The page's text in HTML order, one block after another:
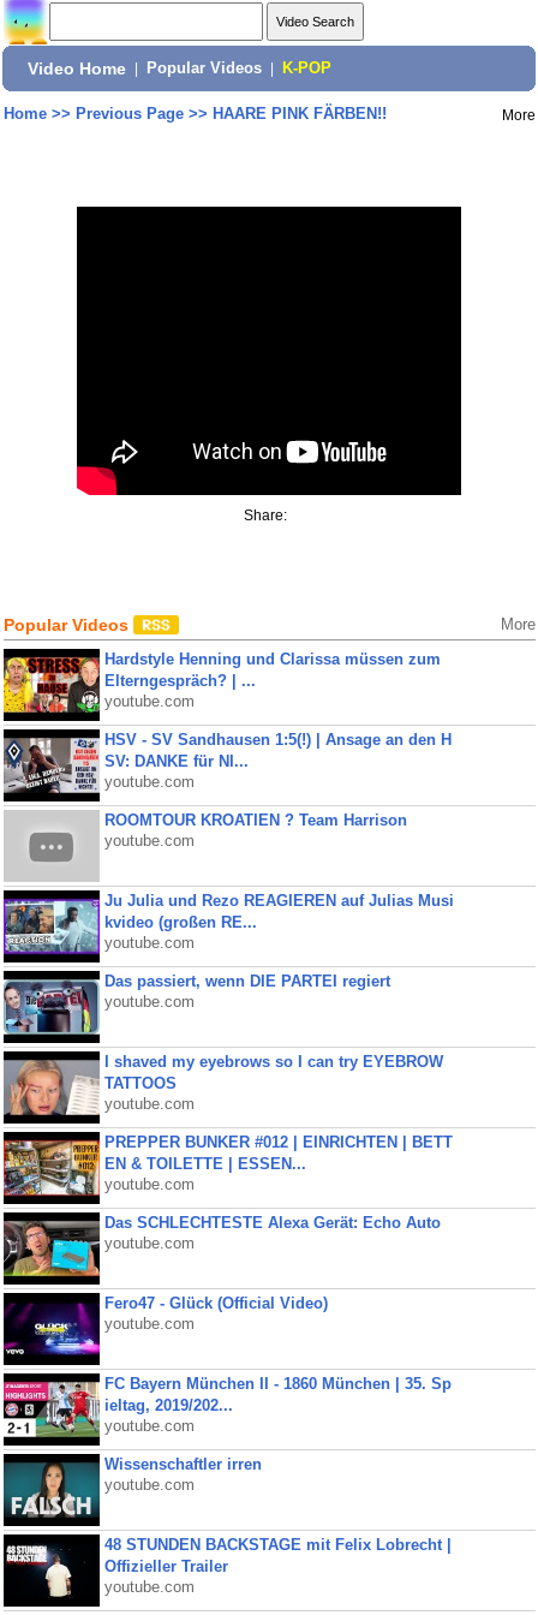
Video Home Popular Videos K-POP
Home>> Previous Page>> HAARE PINK FÄRBEN!! More
Share:
Popular Videos More
Hardstyle Henning und Clarissa müssen zum
Elterngespräch? | ...
youtube.com
HSV - SV Sandhausen 1:5(!) | Ansage an den H
SV: DANKE für NI...
youtube.com
ROOMTOUR KROATIEN ? Team Harrison
youtube.com
Ju Julia und Rezo REAGIEREN auf Julias Musi
kvideo (großen RE...
youtube.com
Das passiert, wenn DIE PARTEI regiert
youtube.com
I shaved my eyebrows so I can try EYEBROW
TATTOOS
youtube.com
PREPPER BUNKER #012 | EINRICHTEN | BETT
EN & TOILETTE | ESSEN...
youtube.com
Das SCHLECHTESTE Alexa Gerät: Echo Auto
youtube.com
Fero47 - Glück (Official Video)
youtube.com
FC Bayern München II - 1860 München | 35. Sp
ieltag, 2019/202...
youtube.com
Wissenschaftler irren
youtube.com
48 STUNDEN BACKSTAGE mit Felix Lobrecht |
Offizieller Trailer
youtube.com